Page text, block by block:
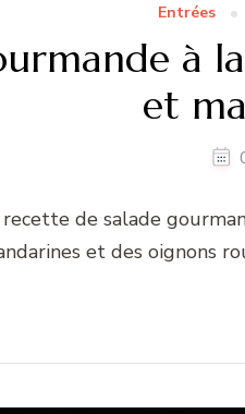
Entrées
à
et
de salade
et des oignons